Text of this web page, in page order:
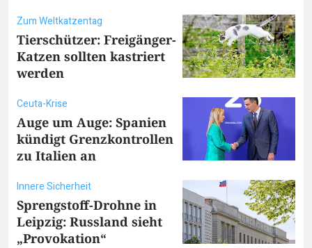
Zum Weltkatzentag
Tierschützer: Freigänger-
Katzen sollten kastriert
werden
Ceuta-Krise
Auge um Auge: Spanien
kündigt Grenzkontrollen
zu Italien an
Innere Sicherheit
Sprengstoff-Drohne in
Leipzig: Russland sieht
„Provokation“